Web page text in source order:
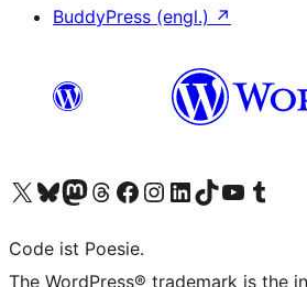
BuddyPress (engl.) ↗
Unser X-Konto (früher Twitter) besuchen
Unser Bluesky-Konto besuchen
Unser Mastodon-Konto besuchen
Unser Threads-Konto besuchen
Unsere Facebook-Seite besuchen
Unser Instagram-Konto besuchen
Unser LinkedIn-Konto besuchen
Unser TikTok-Konto besuchen
Unseren YouTube-Kanal
Unser Tumblr-
Code ist Poesie.
The WordPress® trademark is the